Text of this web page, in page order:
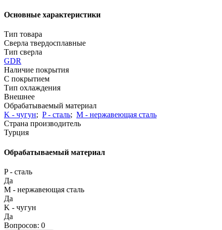
Основные характеристики
Тип товара
Сверла твердосплавные
Тип сверла
GDR
Наличие покрытия
С покрытием
Тип охлаждения
Внешнее
Обрабатываемый материал
K - чугун; P - сталь; М - нержавеющая сталь
Страна производитель
Турция
Обрабатываемый материал
P - сталь
Да
М - нержавеющая сталь
Да
K - чугун
Да
Вопросов: 0